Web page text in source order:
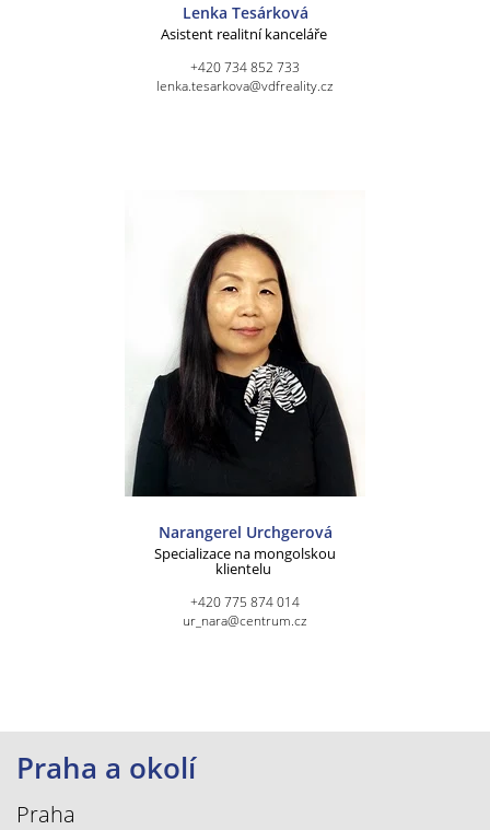
Lenka Tesárková
Asistent realitní kanceláře
+420 734 852 733
lenka.tesarkova@vdfreality.cz
Narangerel Urchgerová
Specializace na mongolskou
klientelu
+420 775 874 014
ur_nara@centrum.cz
Praha a okolí
Praha